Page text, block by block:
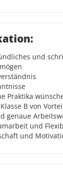
und
Praktika
B von
genaue
und
und